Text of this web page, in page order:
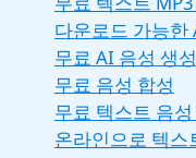
다운로드 가능한
무료 AI 음성 생
무료 음성 합성
무료 텍스트 음
온라인으로 텍스